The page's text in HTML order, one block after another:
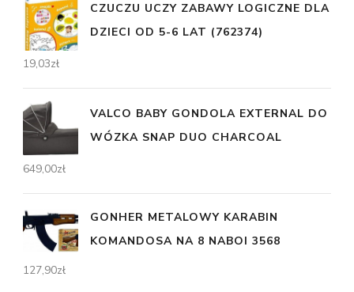
CZUCZU UCZY ZABAWY LOGICZNE DLA
DZIECI OD 5-6 LAT (762374)
19,03zł
VALCO BABY GONDOLA EXTERNAL DO
WÓZKA SNAP DUO CHARCOAL
649,00zł
GONHER METALOWY KARABIN
KOMANDOSA NA 8 NABOI 3568
127,90zł